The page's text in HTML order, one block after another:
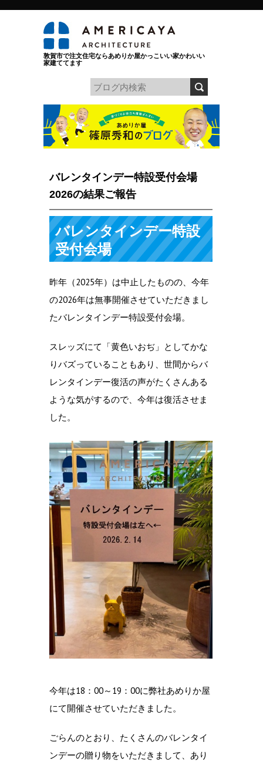
敦賀市で注文住宅ならあめりか屋かっこいい家かわいい
家建ててます
バレンタインデー特設受付会場
2026の結果ご報告
バレンタインデー特設
受付会場
昨年（2025年）は中止したものの、今年
の2026年は無事開催させていただきまし
たバレンタインデー特設受付会場。
スレッズにて「黄色いおぢ」としてかな
りバズっていることもあり、世間からバ
レンタインデー復活の声がたくさんある
ような気がするので、今年は復活させま
した。
今年は18：00～19：00に弊社あめりか屋
にて開催させていただきました。
ごらんのとおり、たくさんのバレンタイ
ンデーの贈り物をいただきまして、あり